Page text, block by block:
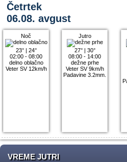
Četrtek
06.08. avgust
Noč
23°| 24°
02:00 - 08:00
delno oblačno
Veter SV 12km/h
Jutro
27°| 30°
08:00 - 14:00
dežne prhe
Veter SV 9km/h
Padavine 3.2mm.
VREME JUTRI